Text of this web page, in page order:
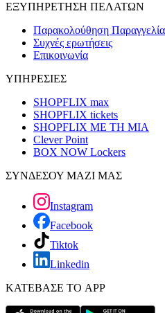
ΕΞΥΠΗΡΕΤΗΣΗ ΠΕΛΑΤΩΝ
Παρακολούθηση
Συχνές ερωτήσεις
Επικοινωνία
ΥΠΗΡΕΣΙΕΣ
SHOPFLIX max
SHOPFLIX tickets
SHOPFLIX ΜΕ ΤΗ ΜΙΑ
Clever Point
BOX NOW Lockers
ΣΥΝΔΕΣΟΥ ΜΑΖΙ ΜΑΣ
Instagram
Facebook
Tiktok
Linkedin
ΚΑΤΕΒΑΣΕ ΤΟ APP